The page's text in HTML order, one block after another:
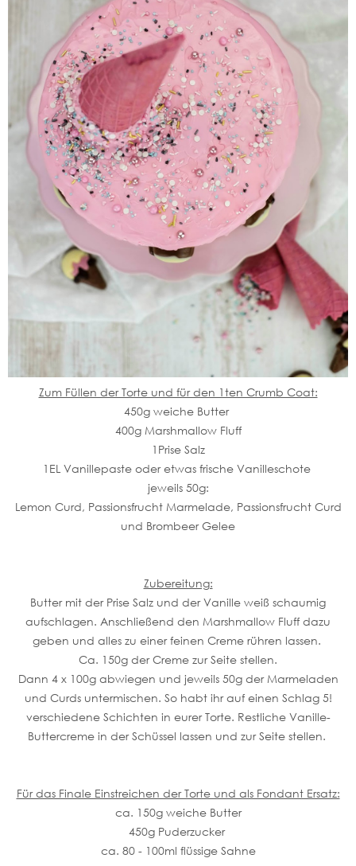
Zum Füllen der Torte und für den 1ten Crumb Coat:
450g weiche Butter
400g Marshmallow Fluff
1Prise Salz
1EL Vanillepaste oder etwas frische Vanilleschote
jeweils 50g:
Lemon Curd, Passionsfrucht Marmelade, Passionsfrucht Curd
und Brombeer Gelee
Zubereitung:
Butter mit der Prise Salz und der Vanille weiß schaumig
aufschlagen. Anschließend den Marshmallow Fluff dazu
geben und alles zu einer feinen Creme rühren lassen.
Ca. 150g der Creme zur Seite stellen.
Dann 4 x 100g abwiegen und jeweils 50g der Marmeladen
und Curds untermischen. So habt ihr auf einen Schlag 5!
verschiedene Schichten in eurer Torte. Restliche Vanille-
Buttercreme in der Schüssel lassen und zur Seite stellen.
Für das Finale Einstreichen der Torte und als Fondant Ersatz:
ca. 150g weiche Butter
450g Puderzucker
ca. 80 - 100ml flüssige Sahne